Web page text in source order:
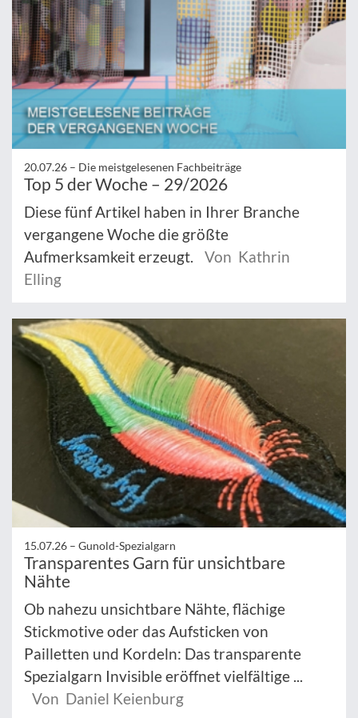
20.07.26 – Die meistgelesenen Fachbeiträge
Top 5 der Woche – 29/2026
Diese fünf Artikel haben in Ihrer Branche
vergangene Woche die größte
Aufmerksamkeit erzeugt.
Von Kathrin
Elling
15.07.26 – Gunold-Spezialgarn
Transparentes Garn für unsichtbare
Nähte
Ob nahezu unsichtbare Nähte, flächige
Stickmotive oder das Aufsticken von
Pailletten und Kordeln: Das transparente
Spezialgarn Invisible eröffnet vielfältige ...
Von Daniel Keienburg